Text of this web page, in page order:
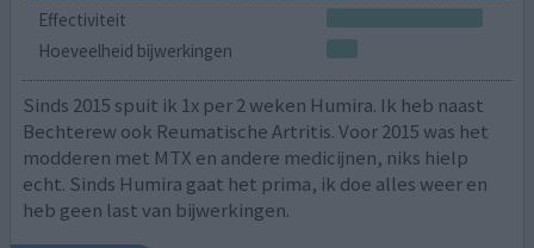
Effectiviteit
Hoeveelheid bijwerkingen
Sinds 2015 spuit ik 1x per 2 weken Humira. Ik heb naast
Bechterew ook Reumatische Artritis. Voor 2015 was het
modderen met MTX en andere medicijnen, niks hielp
echt. Sinds Humira gaat het prima, ik doe alles weer en
heb geen last van bijwerkingen.